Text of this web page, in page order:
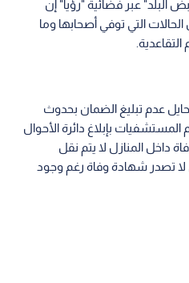
البلد" عبر فضائية "رؤيا" إن
التي توفي أصحابها وما
عدم تبليغ الضمان بحدوث
بإبلاغ دائرة الأحوال
داخل المنازل لا يتم نقل
لا تصدر شهادة وفاة رغم وجود